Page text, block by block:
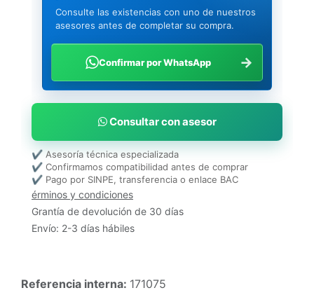
Consulte las existencias con uno de nuestros
asesores antes de completar su compra.
Confirmar por WhatsApp →
Consultar con asesor
✔ Asesoría técnica especializada
✔ Confirmamos compatibilidad antes de comprar
✔ Pago por SINPE, transferencia o enlace BAC
érminos y condiciones
Grantía de devolución de 30 días
Envío: 2-3 días hábiles
Referencia interna: 171075